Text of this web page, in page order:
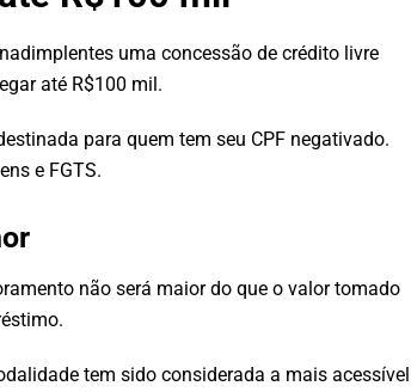
uma concessão de crédito livre
até R$100 mil.
para quem tem seu CPF negativado.
e FGTS.
não será maior do que o valor tomado
tem sido considerada a mais acessível